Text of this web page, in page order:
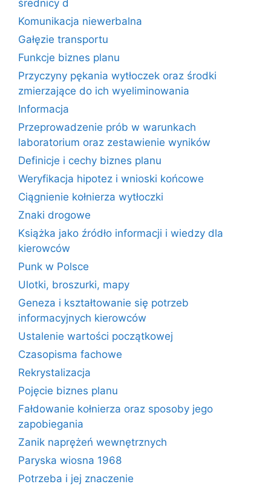
średnicy d
Komunikacja niewerbalna
Gałęzie transportu
Funkcje biznes planu
Przyczyny pękania wytłoczek oraz środki
zmierzające do ich wyeliminowania
Informacja
Przeprowadzenie prób w warunkach
laboratorium oraz zestawienie wyników
Definicje i cechy biznes planu
Weryfikacja hipotez i wnioski końcowe
Ciągnienie kołnierza wytłoczki
Znaki drogowe
Książka jako źródło informacji i wiedzy dla
kierowców
Punk w Polsce
Ulotki, broszurki, mapy
Geneza i kształtowanie się potrzeb
informacyjnych kierowców
Ustalenie wartości początkowej
Czasopisma fachowe
Rekrystalizacja
Pojęcie biznes planu
Fałdowanie kołnierza oraz sposoby jego
zapobiegania
Zanik naprężeń wewnętrznych
Paryska wiosna 1968
Potrzeba i jej znaczenie